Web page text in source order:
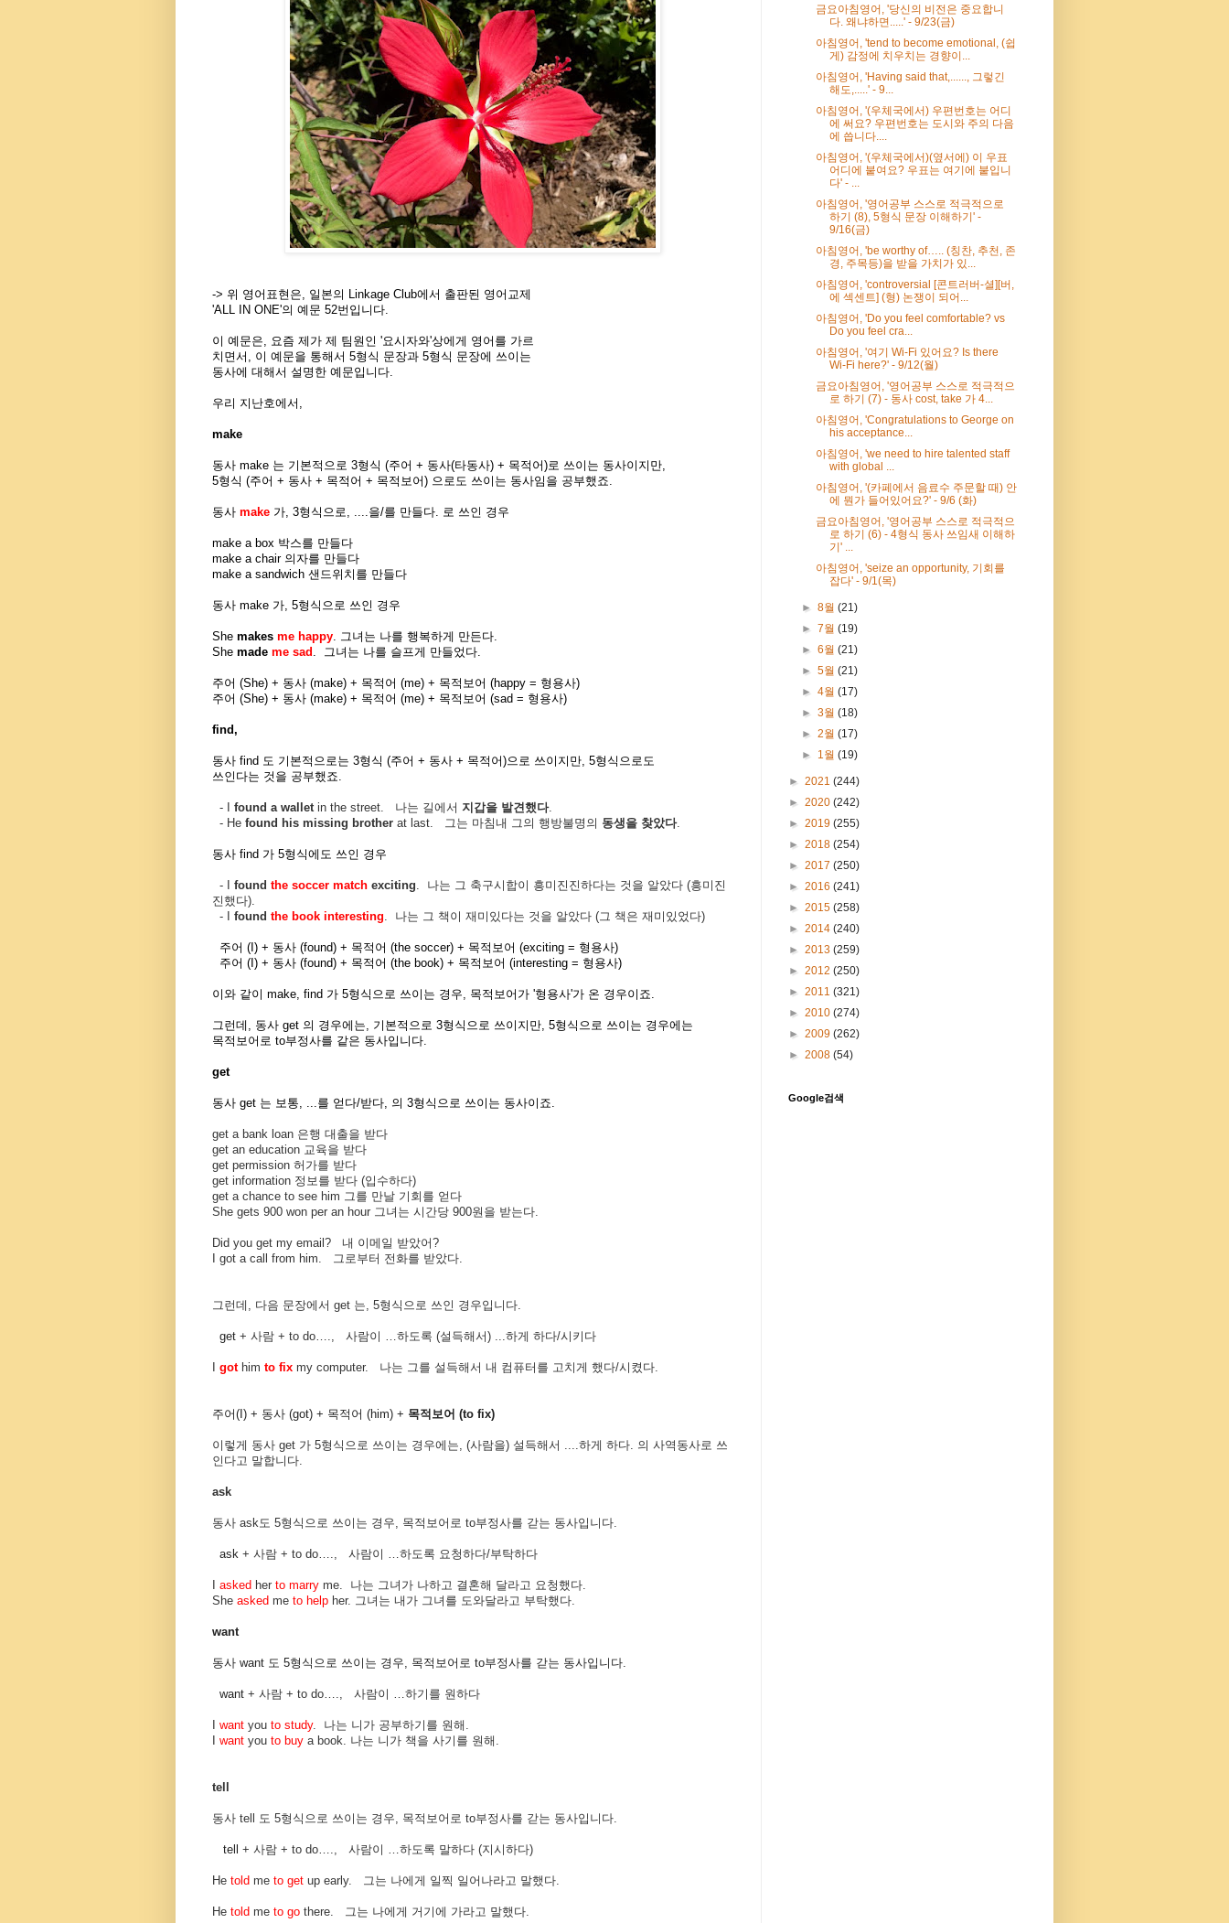
-> 위 영어표현은, 일본의 Linkage Club에서 출판된 영어교제
'ALL IN ONE'의 예문 52번입니다.
이 예문은, 요즘 제가 제 팀원인 '요시자와'상에게 영어를 가르
치면서, 이 예문을 통해서 5형식 문장과 5형식 문장에 쓰이는
동사에 대해서 설명한 예문입니다.
우리 지난호에서,
make
동사 make 는 기본적으로 3형식 (주어 + 동사(타동사) + 목적어)로 쓰이는 동사이지만,
5형식 (주어 + 동사 + 목적어 + 목적보어) 으로도 쓰이는 동사임을 공부했죠.
동사 make 가, 3형식으로, ....을/를 만들다. 로 쓰인 경우
make a box 박스를 만들다
make a chair 의자를 만들다
make a sandwich 샌드위치를 만들다
동사 make 가, 5형식으로 쓰인 경우
She makes me happy . 그녀는 나를 행복하게 만든다.
She made me sad . 그녀는 나를 슬프게 만들었다.
주어 (She) + 동사 (make) + 목적어 (me) + 목적보어 (happy = 형용사)
주어 (She) + 동사 (make) + 목적어 (me) + 목적보어 (sad = 형용사)
find,
동사 find 도 기본적으로는 3형식 (주어 + 동사 + 목적어)으로 쓰이지만, 5형식으로도
쓰인다는 것을 공부했죠.
- I found a wallet in the street. 나는 길에서 지갑을 발견했다.
- He found his missing brother at last. 그는 마침내 그의 행방불명의 동생을 찾았다.
동사 find 가 5형식에도 쓰인 경우
- I found the soccer match exciting 나는 그 축구시합이 흥미진진하다는 것을 알았다 (흥미진
진했다).
- I found the book interesting 나는 그 책이 재미있다는 것을 알았다 (그 책은 재미있었다)
주어 (I) + 동사 (found) + 목적어 (the soccer) + 목적보어 (exciting = 형용사)
주어 (I) + 동사 (found) + 목적어 (the book) + 목적보어 (interesting = 형용사)
이와 같이 make, find 가 5형식으로 쓰이는 경우, 목적보어가 '형용사'가 온 경우이죠.
그런데, 동사 get 의 경우에는, 기본적으로 3형식으로 쓰이지만, 5형식으로 쓰이는 경우에는
목적보어로 to부정사를 같은 동사입니다.
get
동사 get 는 보통, ...를 얻다/받다, 의 3형식으로 쓰이는 동사이죠.
get a bank loan 은행 대출을 받다
get an education 교육을 받다
get permission 허가를 받다
get information 정보를 받다 (입수하다)
get a chance to see him 그를 만날 기회를 얻다
She gets 900 won per an hour 그녀는 시간당 900원을 받는다
Did you get my email? 내 이메일 받았어?
I got a call from him.
그로부터 전화를 받았다.
그런데, 다음 문장에서 get 는, 5형식으로 쓰인 경우입니다.
get + 사람 + to do…., 사람이 하도록 (설득해서) ...하게 하다/시키다
I got him to fix my computer. 나는 그를 설득해서 내 컴퓨터를 고치게 했다/시켰다
주어(I) + 동사 (got) + 목적어 (him) + 목적보어 (to fix)
이렇게 동사 get 가 5형식으로 쓰이는 경우에는, (사람을) 설득해서 ....하게 하다. 의 사역동사로 쓰
인다고 말합니다.
ask
동사 ask도 5형식으로 쓰이는 경우, 목적보어로 to부정사를 갇는 동사입니다.
ask + 사람 + to do…., 사람이 하도록 요청하다/부탁하다
I asked her to marry me. 나는 그녀가 나하고 결혼해 달라고 요청했다.
She asked me to help her. 그녀는 내가 그녀를 도와달라고 부탁했다.
want
동사 want 도 5형식으로 쓰이는 경우, 목적보어로 to부정사를 갇는 동사입니다.
want + 사람 + to do…., 사람이 하기를 원하다
I want you to study. 나는 니가 공부하기를 원해.
I want you to buy a book. 나는 니가 책을 사기를 원해
tell
동사 tell 도 5형식으로 쓰이는 경우, 목적보어로 to부정사를 갇는 동사입니다.
tell + 사람 + to do…., 사람이 하도록 말하다 (지시하다)
He told me to get up early. 그는 나에게 일찍 일어나라고 말했다
He told me to go there. 그는 나에게 거기에 가라고 말했다
금요아침영어, '당신의 비전은 중요합니
다. 왜냐하면.....' - 9/23(금)
아침영어, 'tend to become emotional, (쉽
게) 감정에 치우치는 경향이...
아침영어, 'Having said that,......, 그렇긴
해도,.....' - 9...
아침영어, '(우체국에서) 우편번호는 어디
에 써요? 우편번호는 도시와 주의 다음
에 씁니다....
아침영어, '(우체국에서)(옆서에) 이 우표
어디에 붙여요? 우표는 여기에 붙입니
다' - ...
아침영어, '영어공부 스스로 적극적으로
하기 (8), 5형식 문장 이해하기' -
9/16(금)
아침영어, 'be worthy of….. (칭찬, 추천, 존
경, 주목등)을 받을 가치가 있...
아침영어, 'controversial [콘트러버-셜][버,
에 섹센트] (형) 논쟁이 되어...
아침영어, 'Do you feel comfortable? vs
Do you feel cra...
아침영어, '여기 Wi-Fi 있어요? Is there
Wi-Fi here?' - 9/12(월)
금요아침영어, '영어공부 스스로 적극적으
로 하기 (7) - 동사 cost, take 가 4...
아침영어, 'Congratulations to George on
his acceptance...
아침영어, 'we need to hire talented staff
with global ...
아침영어, '(카페에서 음료수 주문할 때) 안
에 뭔가 들어있어요?' - 9/6 (화)
금요아침영어, '영어공부 스스로 적극적으
로 하기 (6) - 4형식 동사 쓰임새 이해하
기' ...
아침영어, 'seize an opportunity, 기회를
잡다' - 9/1(목)
►8월(21)
►7월(19)
►6월(21)
►5월(21)
►4월(17)
►3월(18)
►2월(17)
► 1월(19)
► 2021 (244)
► 2020 (242)
► 2019 (255)
► 2018 (254)
► 2017 (250)
► 2016 (241)
► 2015 (258)
► 2014 (240)
► 2013 (259)
► 2012 (250)
► 2011 (321)
► 2010 (274)
► 2009 (262)
► 2008 (54)
Google검색